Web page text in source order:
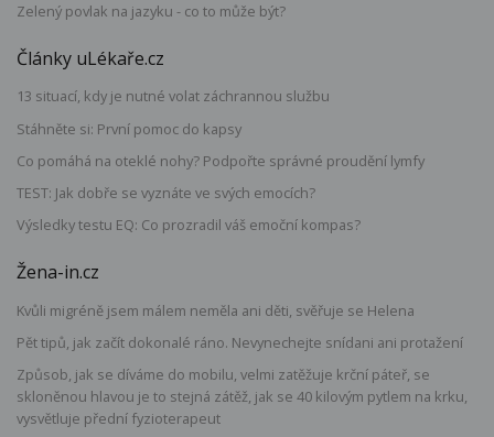
Zelený povlak na jazyku - co to může být?
Články uLékaře.cz
13 situací, kdy je nutné volat záchrannou službu
Stáhněte si: První pomoc do kapsy
Co pomáhá na oteklé nohy? Podpořte správné proudění lymfy
TEST: Jak dobře se vyznáte ve svých emocích?
Výsledky testu EQ: Co prozradil váš emoční kompas?
Žena-in.cz
Kvůli migréně jsem málem neměla ani děti, svěřuje se Helena
Pět tipů, jak začít dokonalé ráno. Nevynechejte snídani ani protažení
Způsob, jak se díváme do mobilu, velmi zatěžuje krční páteř, se
skloněnou hlavou je to stejná zátěž, jak se 40 kilovým pytlem na krku,
vysvětluje přední fyzioterapeut